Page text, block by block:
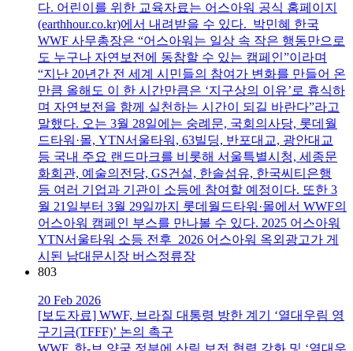
다. 어린이를 위한 교육자료는 어스아워 공식 홈페이지
(earthhour.co.kr)에서 내려받을 수 있다. 박민혜 한국
WWF 사무총장은 “어스아워는 일상 속 작은 행동만으로
도 누구나 자연보전에 동참할 수 있는 캠페인”이라며
“지난 20년간 전 세계 시민들의 참여가 변화를 만들어 온
만큼 올해도 이 한 시간만큼은 ‘지구상의 이유’로 휴식하
며 자연보전을 함께 실천하는 시간이 되길 바란다”라고
말했다. 오는 3월 28일에는 숭례문, 국회의사당, 롯데월
드타워·몰, YTN서울타워, 63빌딩, 반포대교, 광안대교
등 국내 주요 랜드마크를 비롯해 서울특별시청, 세종문
화회관, 예술의전당, GS건설, 한솔섬유, 한국씨티은행
등 여러 기업과 기관이 소등에 참여할 예정이다. 또한 3
월 21일부터 3월 29일까지 롯데월드타워·몰에서 WWF의
어스아워 캠페인 부스를 만나볼 수 있다. 2025 어스아워
YTN서울타워 소등 전후 2026 어스아워 옥외광고가 게
시된 남대문시장 버스정류장
803
20 Feb 2026
[보도자료] WWF, 브라질 대통령 방한 계기 ‘열대우림 영
구기금(TFFF)’ 논의 촉구